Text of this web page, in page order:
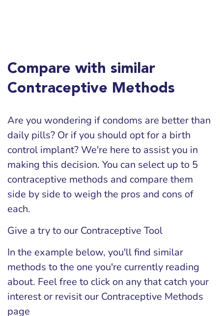
Compare with similar
Contraceptive Methods
Are you wondering if condoms are better than
daily pills? Or if you should opt for a birth
control implant? We're here to assist you in
making this decision. You can select up to 5
contraceptive methods and compare them
side by side to weigh the pros and cons of
each.
Give a try to our Contraceptive Tool
In the example below, you'll find similar
methods to the one you're currently reading
about. Feel free to click on any that catch your
interest or revisit our Contraceptive Methods
page